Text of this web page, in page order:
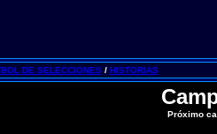
DE SELECCIONES/ HISTORIAS
Próximo